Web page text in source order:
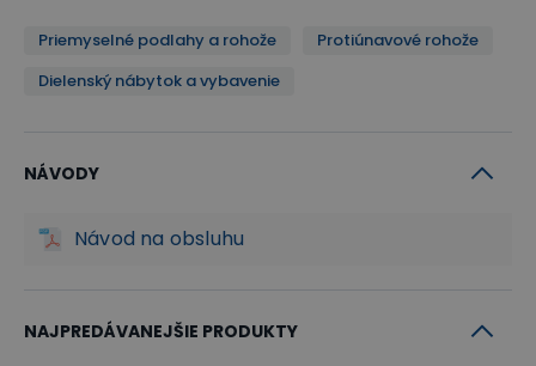
Priemyselné podlahy a rohože
Protiúnavové rohože
Dielenský nábytok a vybavenie
NÁVODY
Návod na obsluhu
NAJPREDÁVANEJŠIE PRODUKTY